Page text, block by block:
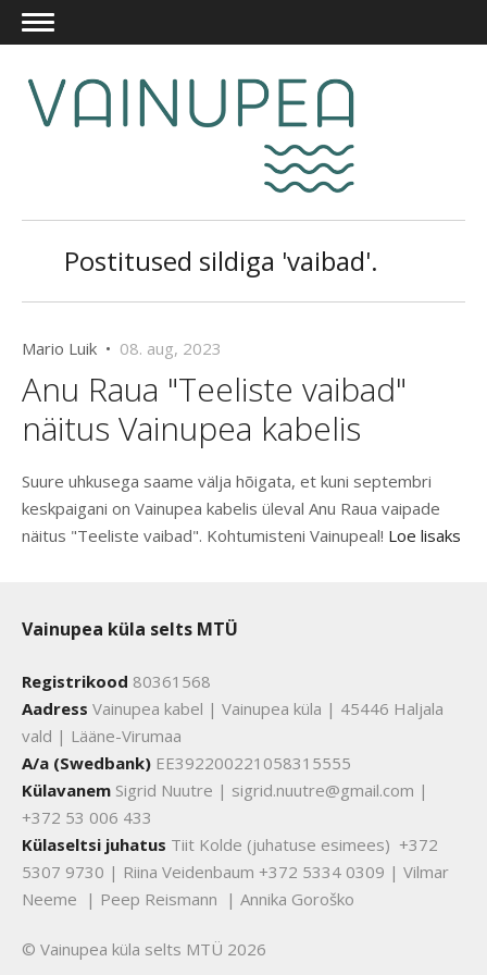
Postitused sildiga 'vaibad'.
Mario Luik • 08. aug, 2023
Anu Raua "Teeliste vaibad"
näitus Vainupea kabelis
Suure uhkusega saame välja hõigata, et kuni septembri
keskpaigani on Vainupea kabelis üleval Anu Raua vaipade
näitus "Teeliste vaibad". Kohtumisteni Vainupeal! Loe lisaks
Vainupea küla selts MTÜ
Registrikood 80361568
Aadress Vainupea kabel | Vainupea küla | 45446 Haljala
vald | Lääne-Virumaa
A/a (Swedbank) EE392200221058315555
Külavanem Sigrid Nuutre | sigrid.nuutre@gmail.com |
+372 53 006 433
Külaseltsi juhatus Tiit Kolde (juhatuse esimees) +372
5307 9730 | Riina Veidenbaum +372 5334 0309 | Vilmar
Neeme | Peep Reismann | Annika Goroško
© Vainupea küla selts MTÜ 2026